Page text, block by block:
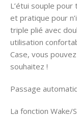
L’étui souple
et pratique pour
triple plié avec
utilisation
Case, vous
souhaitez !
Passage
La fonction Wake/